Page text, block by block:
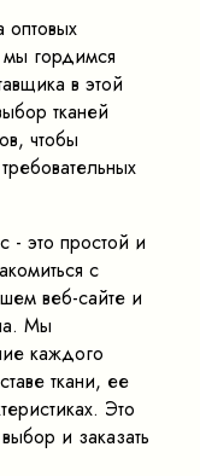
оптовых
гордимся
в этой
тканей
чтобы
- это простой и
с
веб-сайте и
Мы
каждого
ткани, ее
Это
и заказать